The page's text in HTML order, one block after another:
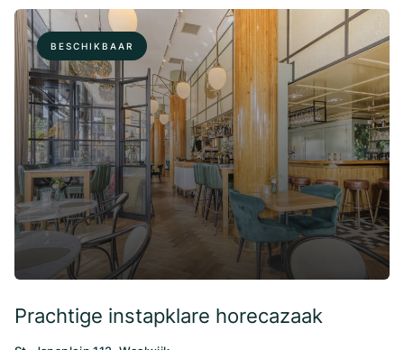
BESCHIKBAAR
Prachtige instapklare horecazaak